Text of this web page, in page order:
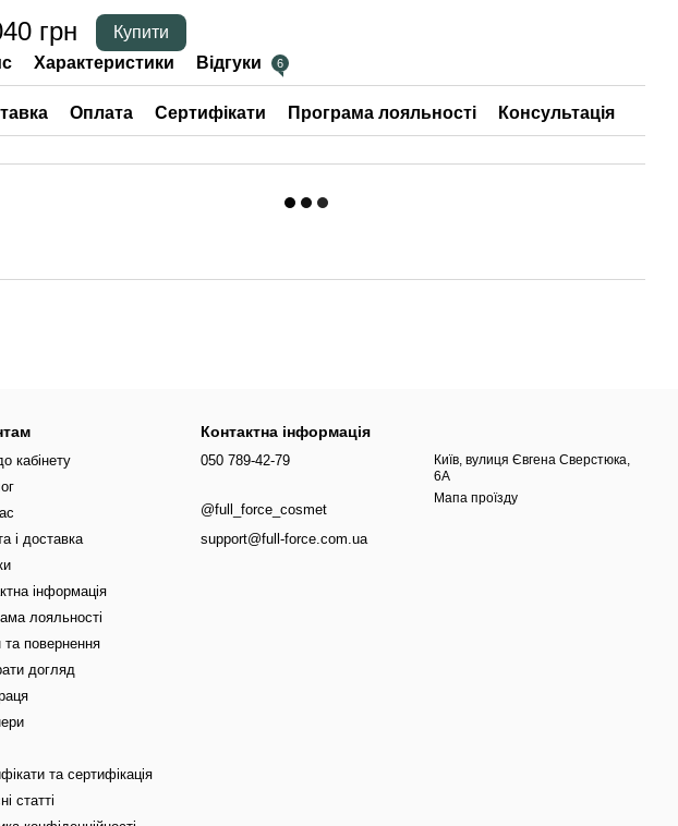
грн
Купити
Характеристики Відгуки 6
Оплата Сертифікати Програма лояльності Консультація
кабінету
і доставка
інформація
лояльності
та повернення
догляд
та сертифікація
статті
Контактна інформація
050 789-42-79
@full_force_cosmet
support@full-force.com.ua
Київ, вулиця Євгена Сверстюка,
6А
Мапа проїзду